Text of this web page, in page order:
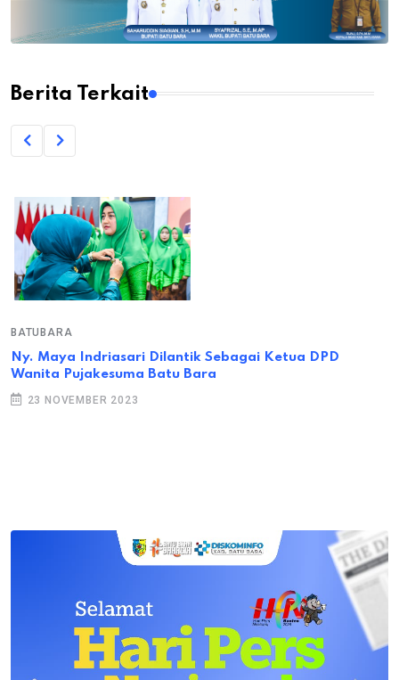
Berita Terkait
BATUBARA
Ny. Maya Indriasari Dilantik Sebagai Ketua DPD
Wanita Pujakesuma Batu Bara
23 NOVEMBER 2023